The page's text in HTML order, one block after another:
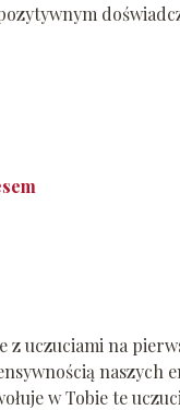
z uczuciami na
w Tobie te